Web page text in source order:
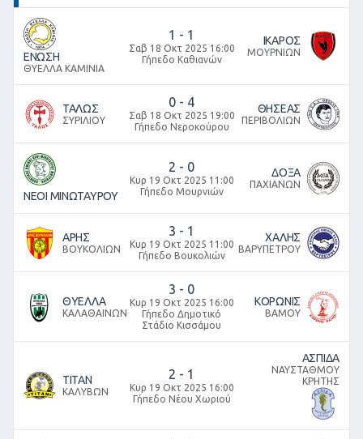
ΕΝΩΣΗ
ΘΥΕΛΛΑ ΚΑΜΙΝΙΑ
1 - 1
Σαβ 18 Οκτ 2025 16:00
Γήπεδο Καθιανών
ΙΚΑΡΟΣ
ΜΟΥΡΝΙΩΝ
ΤΑΛΩΣ
ΣΥΡΙΛΙΟΥ
0 - 4
Σαβ 18 Οκτ 2025 19:00
Γήπεδο Νεροκούρου
ΘΗΣΕΑΣ
ΠΕΡΙΒΟΛΙΩΝ
ΝΕΟΙ ΜΙΝΩΤΑΥΡΟΥ
2 - 0
Κυρ 19 Οκτ 2025 11:00
Γήπεδο Μουρνιών
ΔΟΞΑ
ΠΑΧΙΑΝΩΝ
ΑΡΗΣ
ΒΟΥΚΟΛΙΩΝ
3 - 1
Κυρ 19 Οκτ 2025 11:00
Γήπεδο Βουκολιών
ΧΑΛΗΣ
ΒΑΡΥΠΕΤΡΟΥ
ΘΥΕΛΛΑ
ΚΑΛΑΘΑΙΝΩΝ
3 - 0
Κυρ 19 Οκτ 2025 16:00
Γήπεδο Δημοτικό
Στάδιο Κισσάμου
ΚΟΡΩΝΙΣ
ΒΑΜΟΥ
ΤΙΤΑΝ
ΚΑΛΥΒΩΝ
2 - 1
Κυρ 19 Οκτ 2025 16:00
Γήπεδο Νέου Χωριού
ΑΣΠΙΔΑ
ΝΑΥΣΤΑΘΜΟΥ
ΚΡΗΤΗΣ